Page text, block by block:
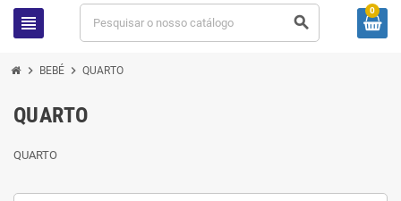
view_headline search
0
chevron_right BEBÉ chevron_right QUARTO
QUARTO
QUARTO